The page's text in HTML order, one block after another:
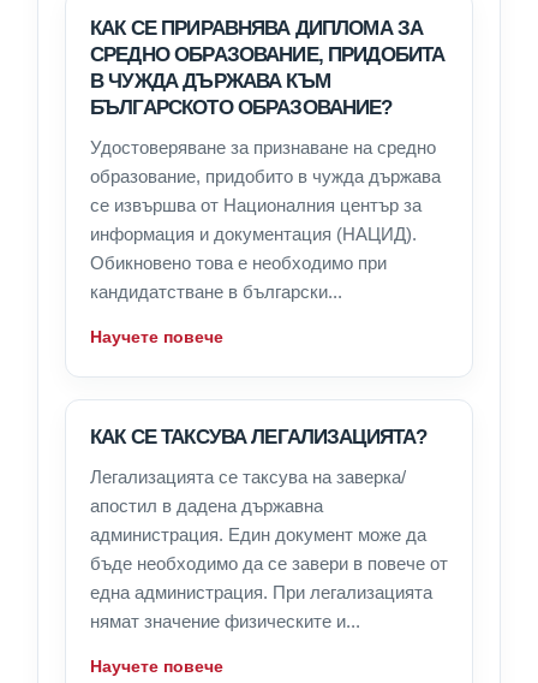
КАК СЕ ПРИРАВНЯВА ДИПЛОМА ЗА
СРЕДНО ОБРАЗОВАНИЕ, ПРИДОБИТА
В ЧУЖДА ДЪРЖАВА КЪМ
БЪЛГАРСКОТО ОБРАЗОВАНИЕ?
Удостоверяване за признаване на средно
образование, придобито в чужда държава
се извършва от Националния център за
информация и документация (НАЦИД).
Обикновено това е необходимо при
кандидатстване в български...
Научете повече
КАК СЕ ТАКСУВА ЛЕГАЛИЗАЦИЯТА?
Легализацията се таксува на заверка/
апостил в дадена държавна
администрация. Един документ може да
бъде необходимо да се завери в повече от
една администрация. При легализацията
нямат значение физическите и...
Научете повече